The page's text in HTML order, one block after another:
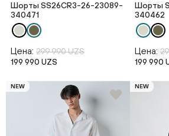
Шорты SS26CR3-26-23089-
340471
Цена: 299 990 UZS
199 990 UZS
Шорты
340462
Цена:
199 990
NEW NEW